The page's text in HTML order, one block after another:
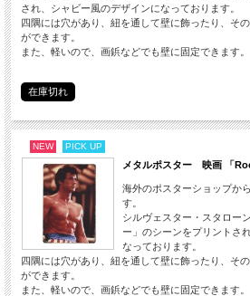
され、シャビー風のデザインになっております。
四隅には穴があり、紐を通して壁に飾ったり、そ
ができます。
また、軽いので、画鋲などでも壁に固定できます。
在庫切れ
NEW PICK UP
メタルポスター 映画 「
海外のポスターショップか
す。
シルヴェスター・スタロー
ー」のシーンをプリントさ
なっております。
四隅には穴があり、紐を通して壁に飾ったり、そ
ができます。
また、軽いので、画鋲などでも壁に固定できます。